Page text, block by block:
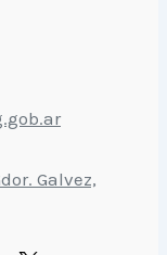
Galvez,